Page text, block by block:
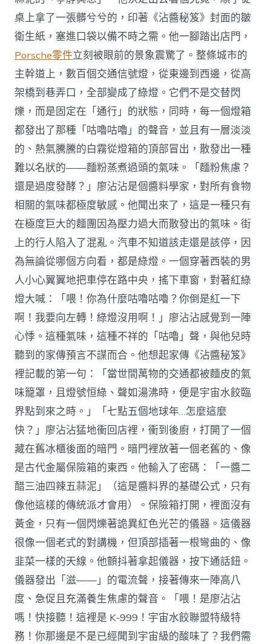
桌上拿了一張髒兮兮的，印著《沾醬秘笈》封面的皺
衛生紙，塞進口袋以備不時之需。他一腳踏出店門，
Porsche零件立刻被眼前的景象震驚了。整條城市的
主幹道上，數百個交通信號燈，從東邊到西邊，從高
架橋到巷弄口，全部變成了綠燈。它們不是交替閃
爍，而是固定在「通行」的狀態，同時，每一個燈箱
都發出了那種「咕嚕咕嚕」的聲音，並且有一層淡淡
的、熱氣騰騰的白霧從燈箱的頂部冒出，散發出一種
難以名狀的——麵粉蒸煮過頭的氣味。「麵粉焦慮？
還是過度發酵？」廖沾沾是個醬料學家，對所有食物
相關的氣味都極度敏感。他聞出來了，這是一種只有
在極度巨大的麵團因為壓力過大而散發出的氣味。街
上的行人陷入了混亂。汽車不知道該走還是該停，因
為無論從哪個方向看，都是綠燈。一個穿著西裝的男
人小心翼翼地把車停在路中央，搖下車窗，對著紅綠
燈大喊：「喂！你為什麼咕嚕咕嚕？你倒是紅一下
啊！我要向左轉！綠燈沒用啊！」廖沾沾感覺到一陣
心悸。這種氣味，這種不祥的「咕嚕」聲，與他兒時
聽到的家傳預言不謀而合。他想起家傳《沾醬秘笈》
裡記載的第一句：「當世間萬物的交通都被麵皮的氣
味籠罩，且燈號恒綠、聲如湯沸時，便是宇宙水餃臨
界點到來之時。」「七點五個地球年…怎麼這麼
快？」廖沾沾猛地衝回店裡，衝到後廚，打開了一個
藏在舊冰櫃後面的暗門。暗門裡放著一個老舊的、像
是古代金屬保險箱的東西。他輸入了密碼：「一醬二
醋三油四辣五蒜泥」（這是醬料界的基礎公式，只有
像他這樣的傳統派才會用）。保險箱打開，裡面沒有
黃金，只有一個閃爍著詭異紅色光芒的儀器。這儀器
很像一個老式的對講機，但頂部插著一根彎曲的、像
韭菜一樣的天線。他顫抖著拿起儀器，按下通話鈕。
儀器發出「滋——」的電流聲，接著傳來一陣高八
度、急促且充滿養生焦慮的聲音。「喂！是廖沾沾
嗎！快接聽！這裡是 K-999！宇宙水餃聯盟特級特
務！你那邊是不是已經聞到宇宙級的酸味了？我們需